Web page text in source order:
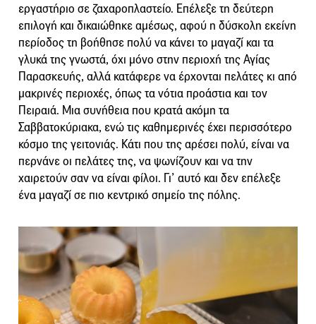
εργαστήριο σε ζαχαροπλαστείο. Επέλεξε τη δεύτερη
επιλογή και δικαιώθηκε αμέσως, αφού η δύσκολη εκείνη
περίοδος τη βοήθησε πολύ να κάνει το μαγαζί και τα
γλυκά της γνωστά, όχι μόνο στην περιοχή της Αγίας
Παρασκευής, αλλά κατάφερε να έρχονται πελάτες κι από
μακρινές περιοχές, όπως τα νότια προάστια και τον
Πειραιά. Μια συνήθεια που κρατά ακόμη τα
Σαββατοκύριακα, ενώ τις καθημερινές έχει περισσότερο
κόσμο της γειτονιάς. Κάτι που της αρέσει πολύ, είναι να
περνάνε οι πελάτες της, να ψωνίζουν και να την
χαιρετούν σαν να είναι φίλοι. Γι’ αυτό και δεν επέλεξε
ένα μαγαζί σε πιο κεντρικό σημείο της πόλης.